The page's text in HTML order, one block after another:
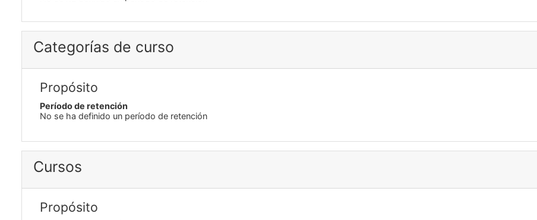
Categorías de curso
Propósito
Período de retención
No se ha definido un período de retención
Cursos
Propósito